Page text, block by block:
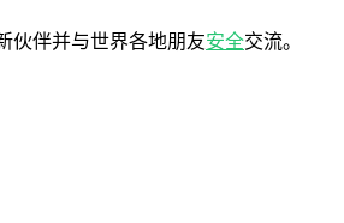
伙伴并与世界各地朋友安全交流。